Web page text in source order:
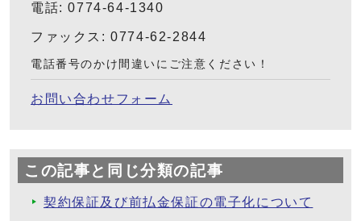
電話: 0774-64-1340
ファックス: 0774-62-2844
電話番号のかけ間違いにご注意ください！
お問い合わせフォーム
この記事と同じ分類の記事
契約保証及び前払金保証の電子化について